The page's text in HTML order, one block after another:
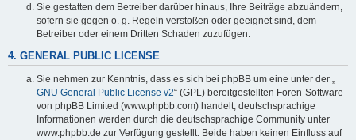
Sie gestatten dem Betreiber darüber hinaus, Ihre Beiträge abzuändern,
sofern sie gegen o. g. Regeln verstoßen oder geeignet sind, dem
Betreiber oder einem Dritten Schaden zuzufügen.
4. GENERAL PUBLIC LICENSE
Sie nehmen zur Kenntnis, dass es sich bei phpBB um eine unter der „
GNU General Public License v2“ (GPL) bereitgestellten Foren-Software
von phpBB Limited (www.phpbb.com) handelt; deutschsprachige
Informationen werden durch die deutschsprachige Community unter
www.phpbb.de zur Verfügung gestellt. Beide haben keinen Einfluss auf